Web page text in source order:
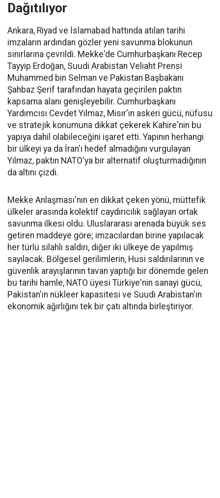
Dağıtılıyor
Ankara, Riyad ve İslamabad hattında atılan tarihi
imzaların ardından gözler yeni savunma blokunun
sınırlarına çevrildi. Mekke'de Cumhurbaşkanı Recep
Tayyip Erdoğan, Suudi Arabistan Veliaht Prensi
Muhammed bin Selman ve Pakistan Başbakanı
Şahbaz Şerif tarafından hayata geçirilen paktın
kapsama alanı genişleyebilir. Cumhurbaşkanı
Yardımcısı Cevdet Yılmaz, Mısır'ın askeri gücü, nüfusu
ve stratejik konumuna dikkat çekerek Kahire'nin bu
yapıya dahil olabileceğini işaret etti. Yapının herhangi
bir ülkeyi ya da İran'ı hedef almadığını vurgulayan
Yılmaz, paktın NATO'ya bir alternatif oluşturmadığının
da altını çizdi.
Mekke Anlaşması'nın en dikkat çeken yönü, müttefik
ülkeler arasında kolektif caydırıcılık sağlayan ortak
savunma ilkesi oldu. Uluslararası arenada büyük ses
getiren maddeye göre; imzacılardan birine yapılacak
her türlü silahlı saldırı, diğer iki ülkeye de yapılmış
sayılacak. Bölgesel gerilimlerin, Husi saldırılarının ve
güvenlik arayışlarının tavan yaptığı bir dönemde gelen
bu tarihi hamle, NATO üyesi Türkiye'nin sanayi gücü,
Pakistan'ın nükleer kapasitesi ve Suudi Arabistan'ın
ekonomik ağırlığını tek bir çatı altında birleştiriyor.